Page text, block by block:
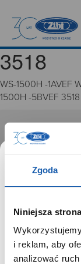
Zgoda
Niniejsza
i reklam, aby
analizować
3518
WS-1500H -1AVEF
1500H -5BVEF 3518
GRUPA ZIBI
Misja, wizja i
Ważne daty
Zgoda na
PRODUKTY